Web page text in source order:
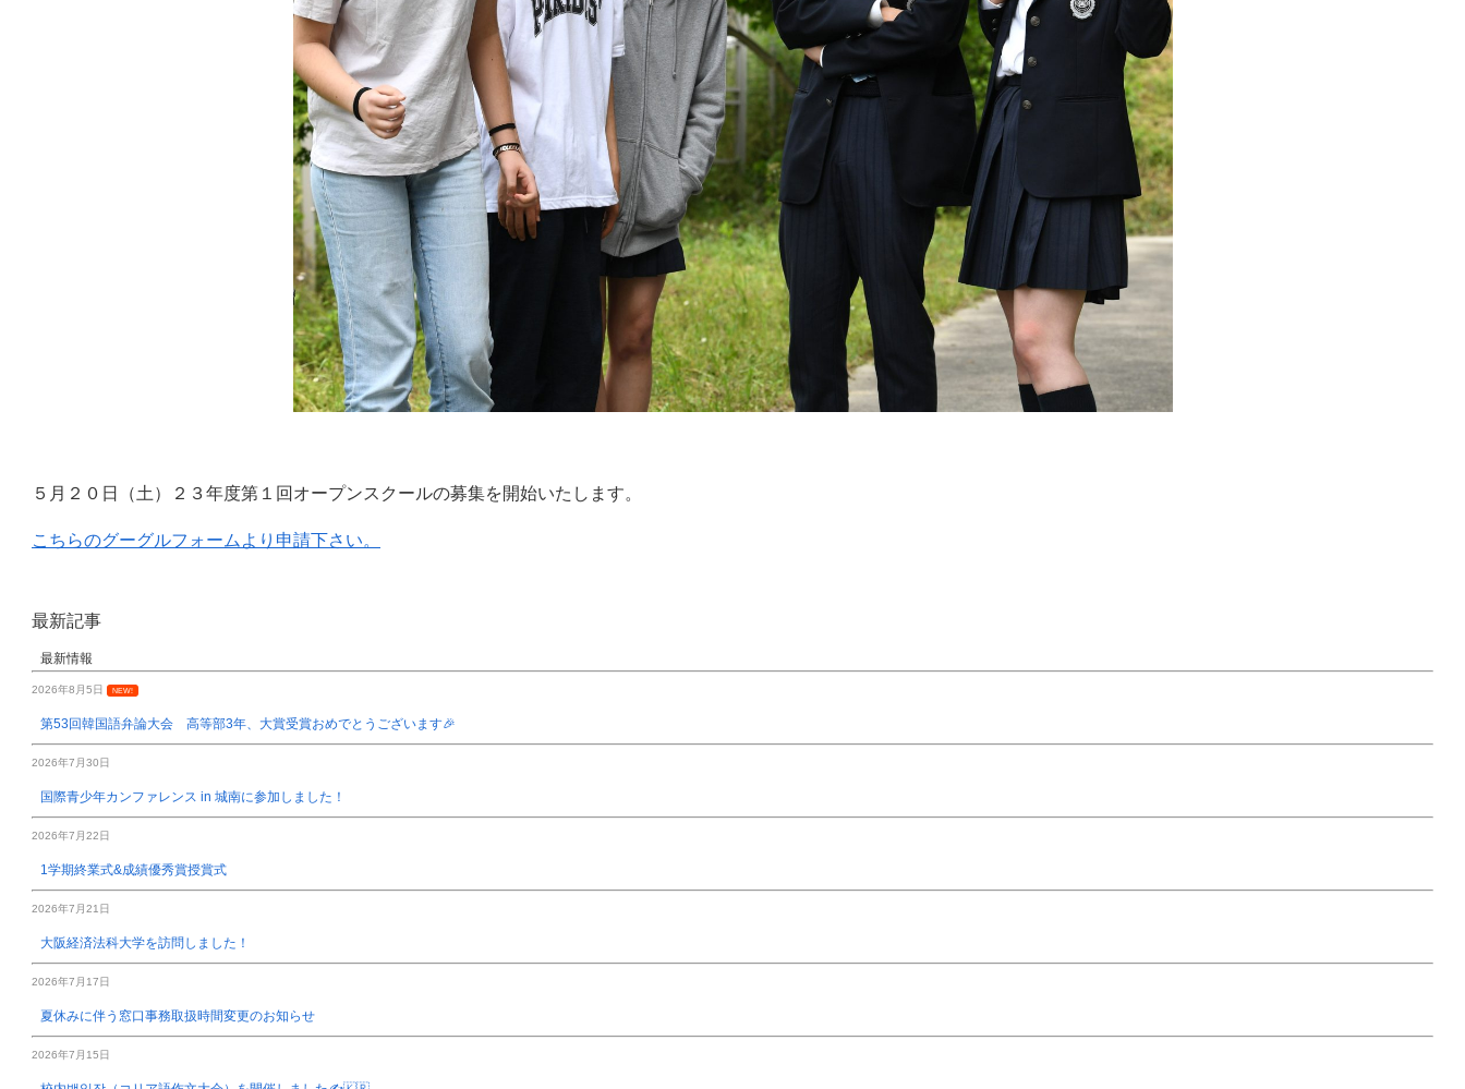
５月２０日（土）２３年度第１回オープンスクールの募集を開始いたします。
こちらのグーグルフォームより申請下さい。
最新記事
最新情報
2026年8月5日 NEW!
第53回韓国語弁論大会 高等部3年、大賞受賞おめでとうございます🎉
2026年7月30日
国際青少年カンファレンス in 城南に参加しました！
2026年7月22日
1学期終業式&成績優秀賞授賞式
2026年7月21日
大阪経済法科大学を訪問しました！
2026年7月17日
夏休みに伴う窓口事務取扱時間変更のお知らせ
2026年7月15日